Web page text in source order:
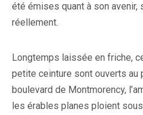
été émises quant à son avenir,
réellement.
Longtemps laissée en friche,
petite ceinture sont ouverts au
boulevard de Montmorency,
les érables planes ploient